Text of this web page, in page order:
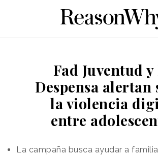
Fad Juventud y
Despensa alertan
la violencia
entre
La campaña busca ayudar a